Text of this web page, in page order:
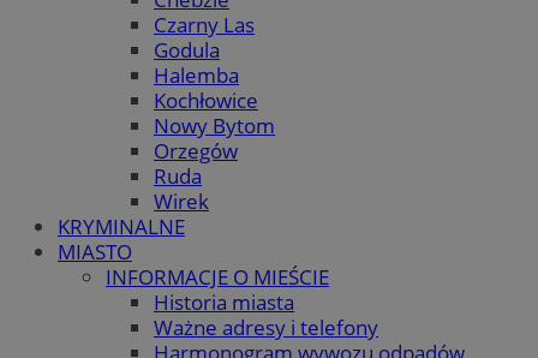
Czarny Las
Godula
Halemba
Kochłowice
Nowy Bytom
Orzegów
Ruda
Wirek
KRYMINALNE
MIASTO
INFORMACJE O MIEŚCIE
Historia miasta
Ważne adresy i telefony